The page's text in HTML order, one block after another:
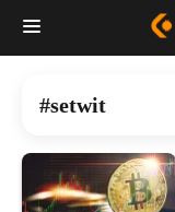
setwit